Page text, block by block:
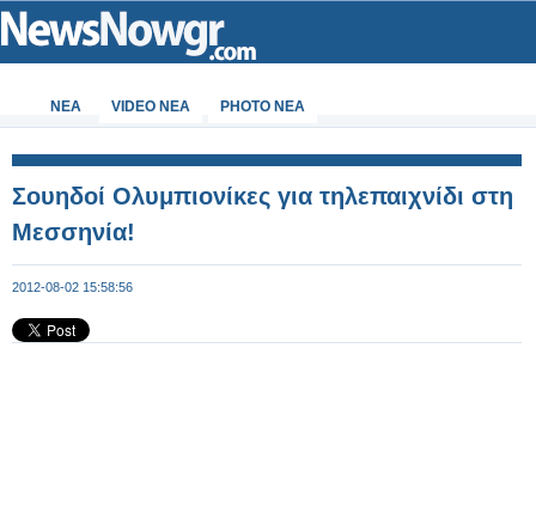
ΝΕΑ VIDEO NEA PHOTO NEA
Σουηδοί Ολυμπιονίκες για τηλεπαιχνίδι στη
Μεσσηνία!
2012-08-02 15:58:56